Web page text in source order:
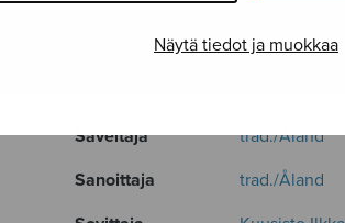
Näytä tiedot ja muokkaa
Säveltäjä
trad./Åland
Sanoittaja
trad./Åland